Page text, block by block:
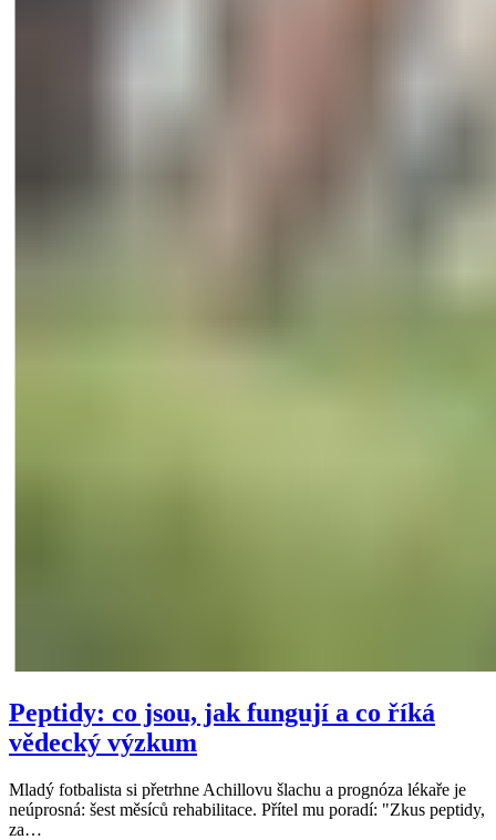
Peptidy: co jsou, jak fungují a co říká
vědecký výzkum
Mladý fotbalista si přetrhne Achillovu šlachu a prognóza lékaře je
neúprosná: šest měsíců rehabilitace. Přítel mu poradí: "Zkus peptidy,
za…